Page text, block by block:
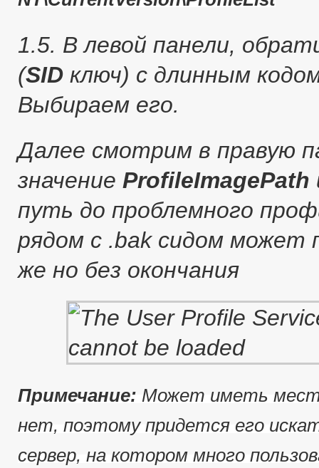
1.5. В левой панели,
(SID ключ) с длинным
Выбираем его.
Далее смотрим в правую
значение ProfileImagePath
путь до проблемного
рядом с .bak сидом
же но без окончания
Примечание: Может иметь
нет, поэтому придется его
сервер, на котором много